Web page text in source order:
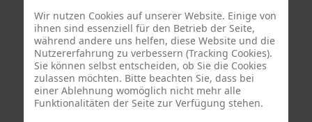
Berufsfeuerwehr Stuttgart - Feuerwache 4
Wir nutzen Cookies auf unserer Website. Einige von
ihnen sind essenziell für den Betrieb der Seite,
während andere uns helfen, diese Website und die
Nutzererfahrung zu verbessern (Tracking Cookies).
Sie können selbst entscheiden, ob Sie die Cookies
zulassen möchten. Bitte beachten Sie, dass bei
einer Ablehnung womöglich nicht mehr alle
Funktionalitäten der Seite zur Verfügung stehen.